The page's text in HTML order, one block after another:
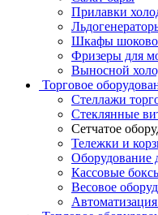
Прилавки
Шкафы
Фризеры для
Выносной
Торговое
Стеллажи
Стеклянные
Сетчатое
Тележки и
Оборудование
Кассовые
Весовое